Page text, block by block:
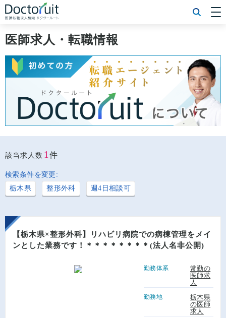
[常勤] 科目から探す
[常勤] 特徴から探す
[非常勤] 科目から探す
[非常勤] 特徴から探す
Doctoruit医師転職特集
Doctoruitについて
運営者情報
プライバシーポリシー
医師求人・転職情報
該当求人数 1件
検索条件を変更:
栃木県
整形外科 週4日相談可
【栃木県×整形外科】リハビリ病院での病棟管理をメイ
ンとした業務です！＊＊＊＊＊＊＊＊(法人名非公開)
勤務体系
常勤の
医師求
人
勤務地
栃木県
の医師
求人